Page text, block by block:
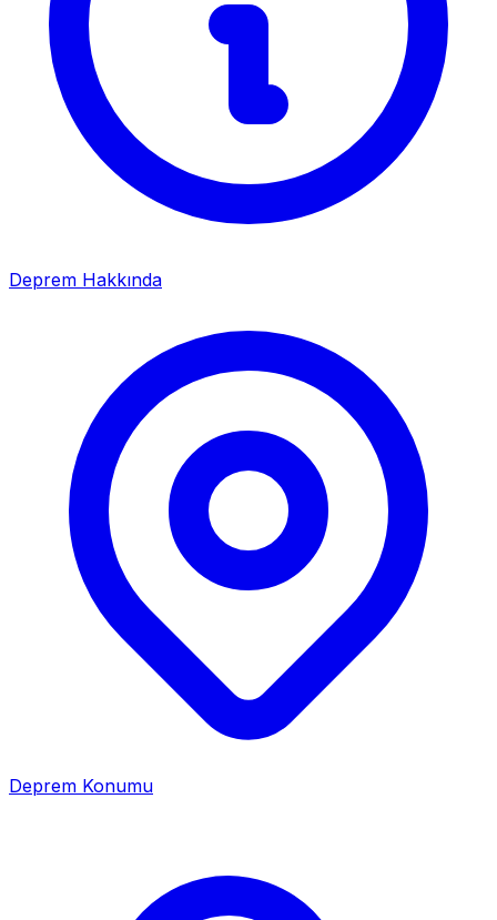
Deprem Hakkında
Deprem Konumu